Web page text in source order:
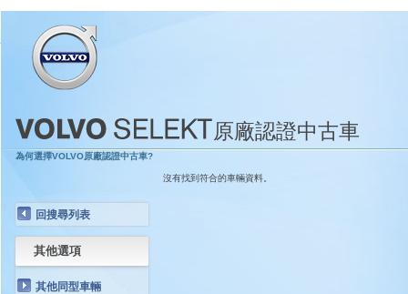
原廠認證中古車
為何選擇VOLVO原廠認證中古車?
回搜尋列表
其他選項
其他同型車輛
沒有找到符合的車輛資料。